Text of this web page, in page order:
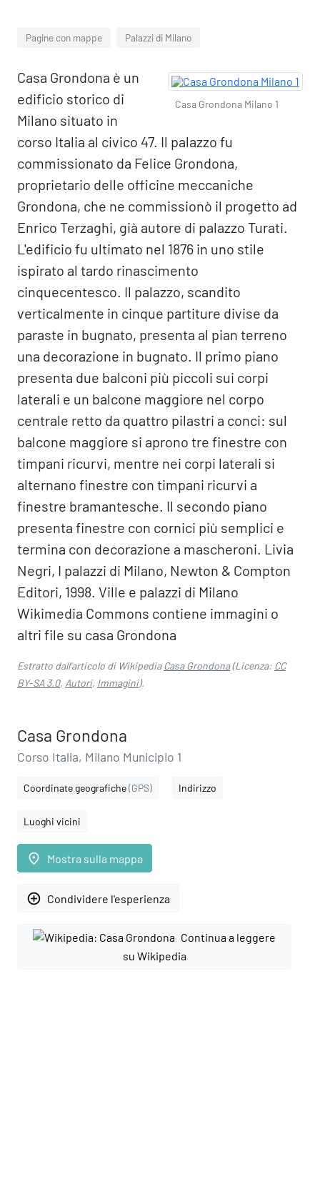
Pagine con mappe Palazzi di Milano
Casa Grondona Milano 1
Casa Grondona è un
edificio storico di
Milano situato in
corso Italia al civico 47. Il palazzo fu
commissionato da Felice Grondona,
proprietario delle officine meccaniche
Grondona, che ne commissionò il progetto ad
Enrico Terzaghi, già autore di palazzo Turati.
L'edificio fu ultimato nel 1876 in uno stile
ispirato al tardo rinascimento
cinquecentesco. Il palazzo, scandito
verticalmente in cinque partiture divise da
paraste in bugnato, presenta al pian terreno
una decorazione in bugnato. Il primo piano
presenta due balconi più piccoli sui corpi
laterali e un balcone maggiore nel corpo
centrale retto da quattro pilastri a conci: sul
balcone maggiore si aprono tre finestre con
timpani ricurvi, mentre nei corpi laterali si
alternano finestre con timpani ricurvi a
finestre bramantesche. Il secondo piano
presenta finestre con cornici più semplici e
termina con decorazione a mascheroni. Livia
Negri, I palazzi di Milano, Newton & Compton
Editori, 1998. Ville e palazzi di Milano
Wikimedia Commons contiene immagini o
altri file su casa Grondona
Estratto dall'articolo di WikipediaCasa Grondona(Licenza: CC
BY-SA 3.0, Autori, Immagini).
Casa Grondona
Corso Italia, Milano Municipio 1
Coordinate geografiche(GPS) Indirizzo
Luoghi vicini
place Mostra sulla mappa
add_circle_outline Condividere l'esperienza
Continua a leggere
su Wikipedia